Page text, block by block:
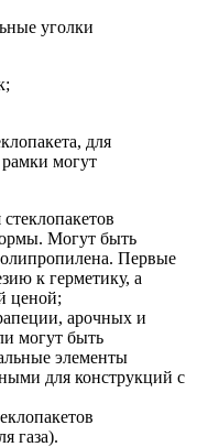
уголки
для
могут
Могут быть
Первые
к герметику, а
ценой;
арочных и
могут быть
элементы
для конструкций с
газа).